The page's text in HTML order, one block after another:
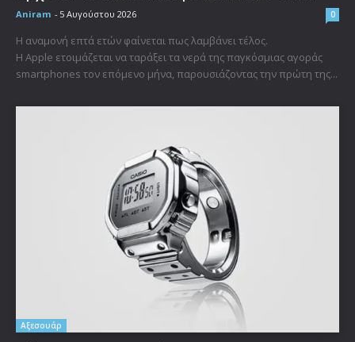
Aniram - 5 Αυγούστου 2026 0
Η αναμονή επτά ετών φαίνεται πως λαμβάνει τέλος.
Η Apple ετοιμάζεται να ταράξει τα νερά της παγκόσμιας αγοράς
smartphones τον επόμενο μήνα, παρουσιάζοντας την πρώτη της...
Αξεσουάρ